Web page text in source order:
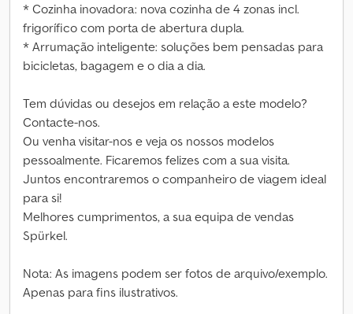
* Cozinha inovadora: nova cozinha de 4 zonas incl.
frigorífico com porta de abertura dupla.
* Arrumação inteligente: soluções bem pensadas para
bicicletas, bagagem e o dia a dia.
Tem dúvidas ou desejos em relação a este modelo?
Contacte-nos.
Ou venha visitar-nos e veja os nossos modelos
pessoalmente. Ficaremos felizes com a sua visita.
Juntos encontraremos o companheiro de viagem ideal
para si!
Melhores cumprimentos, a sua equipa de vendas
Spürkel.
Nota: As imagens podem ser fotos de arquivo/exemplo.
Apenas para fins ilustrativos.